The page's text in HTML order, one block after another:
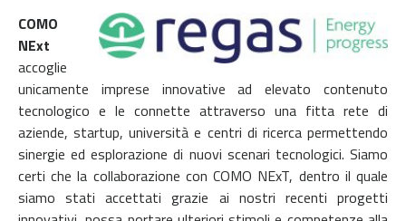
COMO
NExt
accoglie
unicamente imprese innovative ad elevato contenuto
tecnologico e le connette attraverso una fitta rete di
aziende, startup, università e centri di ricerca permettendo
sinergie ed esplorazione di nuovi scenari tecnologici. Siamo
certi che la collaborazione con COMO NExT, dentro il quale
siamo stati accettati grazie ai nostri recenti progetti